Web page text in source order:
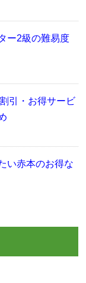
ー2級の難易度
引・お得サービ
い赤本のお得な